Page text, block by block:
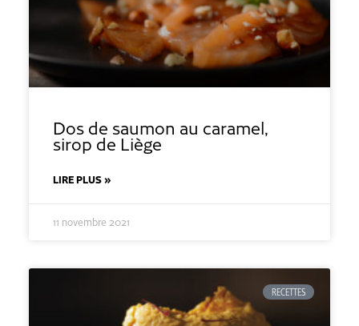
Dos de saumon au caramel,
sirop de Liège
LIRE PLUS »
11 novembre 2021
RECETTES